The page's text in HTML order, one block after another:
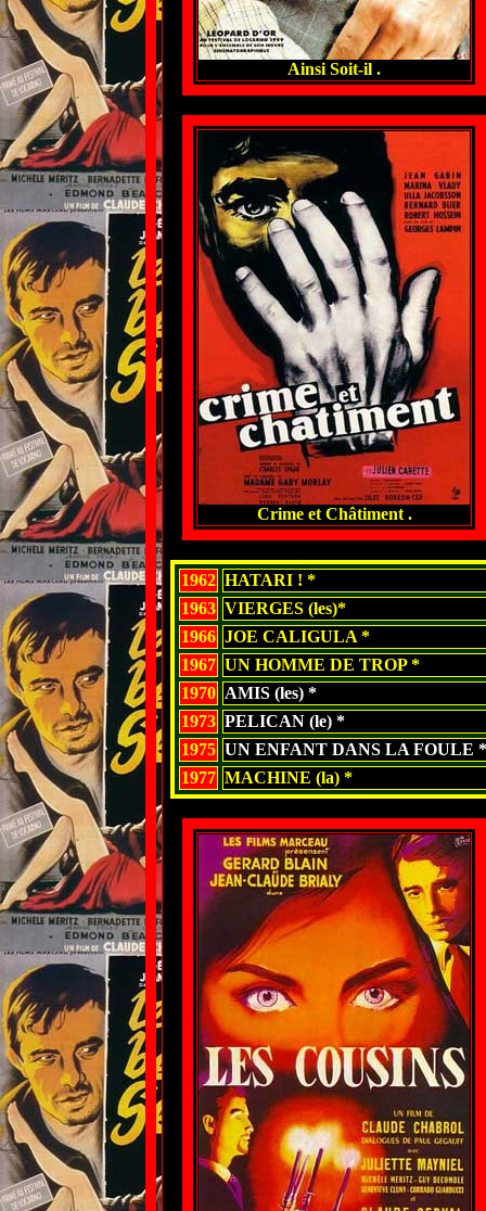
Ainsi Soit-il .
Crime et Châtiment .
1962 HATARI ! *
1963 VIERGES (les)*
1966 JOE CALIGULA *
1967 UN HOMME DE TROP *
1970 AMIS (les) *
1973 PELICAN (le) *
1975 UN ENFANT DANS LA FOULE *
1977 MACHINE (la) *